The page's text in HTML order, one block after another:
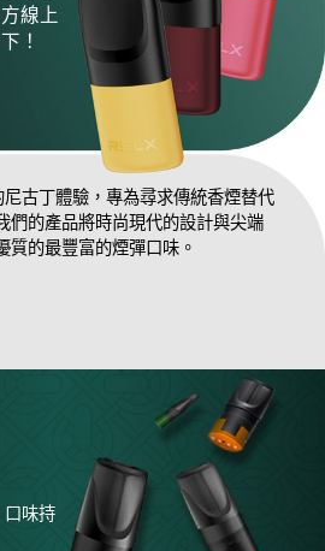
線上
！
古丁體驗，專為尋求傳統香煙替代
們的產品將時尚現代的設計與尖端
質的最豐富的煙彈口味。
口味持